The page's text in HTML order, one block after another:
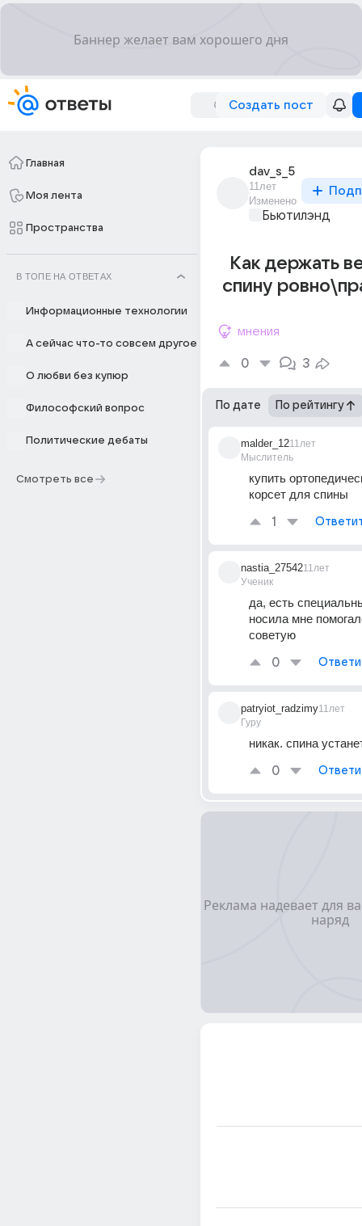
Создать пост
Главная
Моя лента
Пространства
В ТОПЕ НА ОТВЕТАХ
Информационные технологии
А сейчас что-то совсем другое
О любви без купюр
Философский вопрос
Политические дебаты
Смотреть все
dav_s_5
11лет
Изменено
Бьютилэнд
Как держать
спину
мнения
0 3
По дате По рейтингу
malder_12
Мыслитель
11лет
купить
корсет для спины
1
nastia_27542
Ученик
11лет
да, есть
носила мне
советую
0
patryiot_radzimy
Гуру
11лет
никак. спина
0